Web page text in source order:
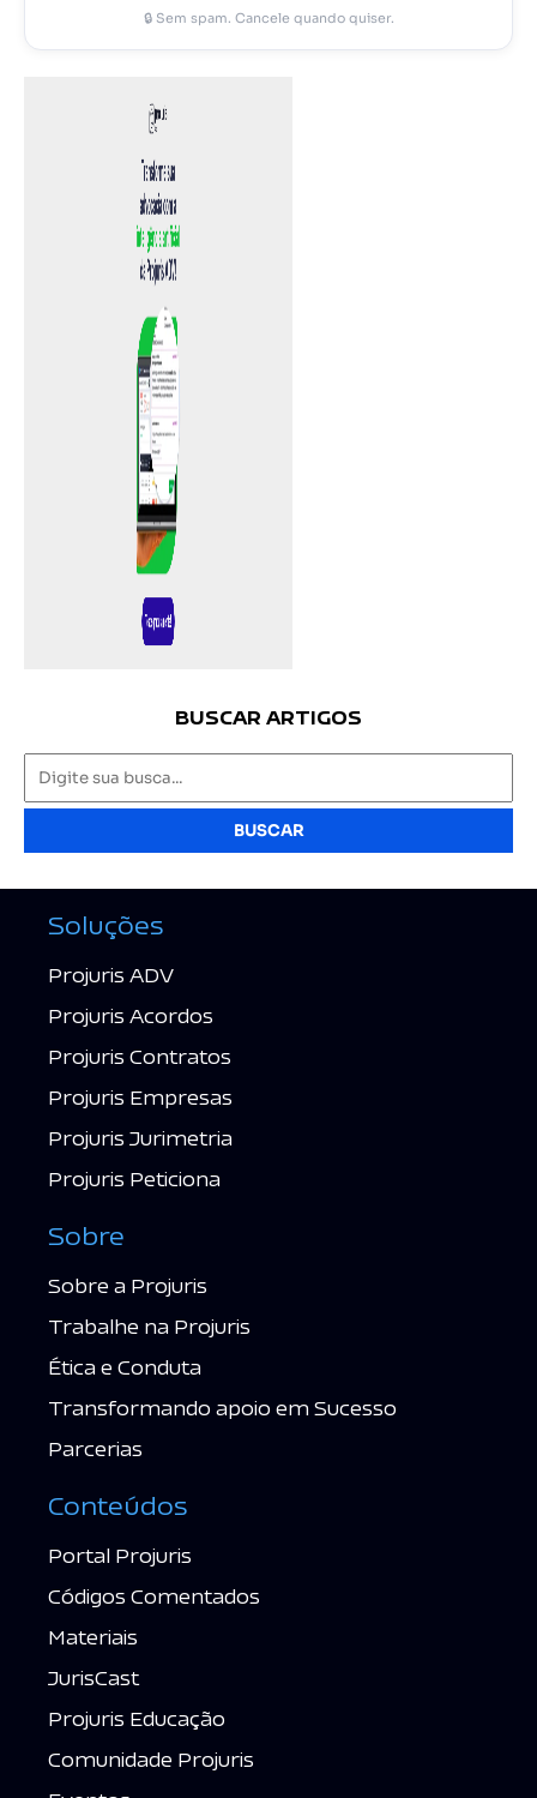
🔒 Sem spam. Cancele quando quiser.
BUSCAR ARTIGOS
BUSCAR
Soluções
Projuris ADV
Projuris Acordos
Projuris Contratos
Projuris Empresas
Projuris Jurimetria
Projuris Peticiona
Sobre
Sobre a Projuris
Trabalhe na Projuris
Ética e Conduta
Transformando apoio em Sucesso
Parcerias
Conteúdos
Portal Projuris
Códigos Comentados
Materiais
JurisCast
Projuris Educação
Comunidade Projuris